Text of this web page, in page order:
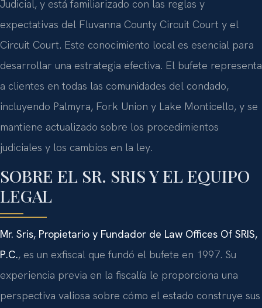
Judicial, y está familiarizado con las reglas y
expectativas del Fluvanna County Circuit Court y el
Circuit Court. Este conocimiento local es esencial para
desarrollar una estrategia efectiva. El bufete representa
a clientes en todas las comunidades del condado,
incluyendo Palmyra, Fork Union y Lake Monticello, y se
mantiene actualizado sobre los procedimientos
judiciales y los cambios en la ley.
SOBRE EL SR. SRIS Y EL EQUIPO
LEGAL
Mr. Sris, Propietario y Fundador de Law Offices Of SRIS,
P.C., es un exfiscal que fundó el bufete en 1997. Su
experiencia previa en la fiscalía le proporciona una
perspectiva valiosa sobre cómo el estado construye sus